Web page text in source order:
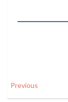
Previous